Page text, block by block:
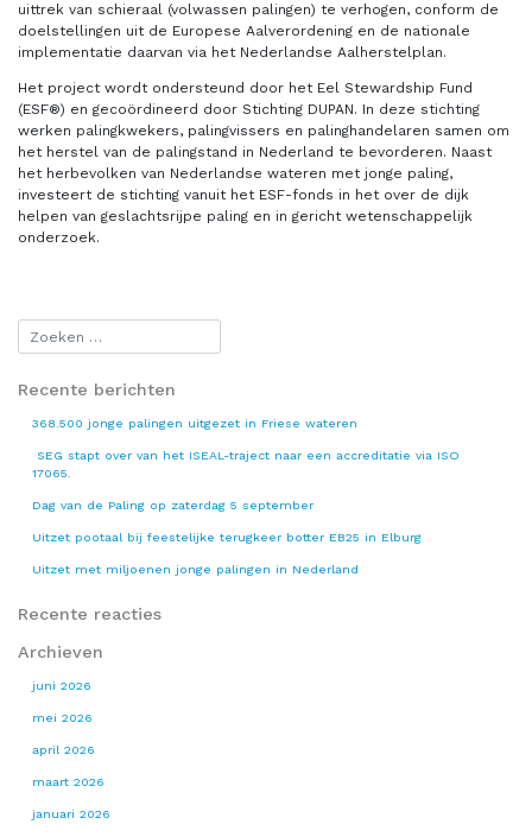
uittrek van schieraal (volwassen palingen) te verhogen, conform de
doelstellingen uit de Europese Aalverordening en de nationale
implementatie daarvan via het Nederlandse Aalherstelplan.
Het project wordt ondersteund door het Eel Stewardship Fund
(ESF®) en gecoördineerd door Stichting DUPAN. In deze stichting
werken palingkwekers, palingvissers en palinghandelaren samen om
het herstel van de palingstand in Nederland te bevorderen. Naast
het herbevolken van Nederlandse wateren met jonge paling,
investeert de stichting vanuit het ESF-fonds in het over de dijk
helpen van geslachtsrijpe paling en in gericht wetenschappelijk
onderzoek.
Recente berichten
368.500 jonge palingen uitgezet in Friese wateren
SEG stapt over van het ISEAL-traject naar een accreditatie via ISO
17065.
Dag van de Paling op zaterdag 5 september
Uitzet pootaal bij feestelijke terugkeer botter EB25 in Elburg
Uitzet met miljoenen jonge palingen in Nederland
Recente reacties
Archieven
juni 2026
mei 2026
april 2026
maart 2026
januari 2026